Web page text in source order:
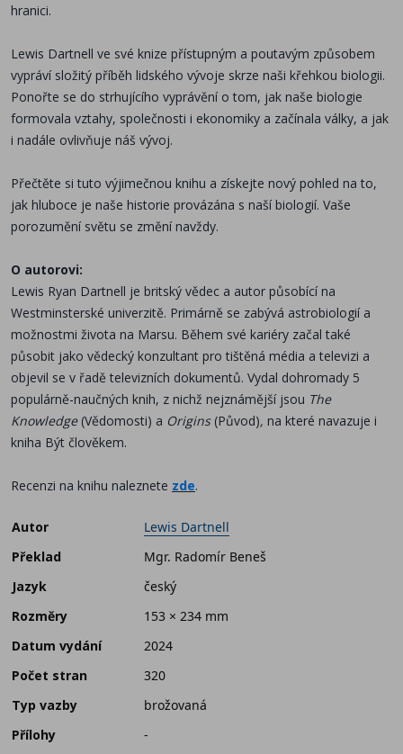
hranici.
Lewis Dartnell ve své knize přístupným a poutavým způsobem
vypráví složitý příběh lidského vývoje skrze naši křehkou biologii.
Ponořte se do strhujícího vyprávění o tom, jak naše biologie
formovala vztahy, společnosti i ekonomiky a začínala války, a jak
i nadále ovlivňuje náš vývoj.
Přečtěte si tuto výjimečnou knihu a získejte nový pohled na to,
jak hluboce je naše historie provázána s naší biologií. Vaše
porozumění světu se změní navždy.
O autorovi:
Lewis Ryan Dartnell je britský vědec a autor působící na
Westminsterské univerzitě. Primárně se zabývá astrobiologií a
možnostmi života na Marsu. Během své kariéry začal také
působit jako vědecký konzultant pro tištěná média a televizi a
objevil se v řadě televizních dokumentů. Vydal dohromady 5
populárně-naučných knih, z nichž nejznámější jsou The
Knowledge (Vědomosti) a Origins (Původ), na které navazuje i
kniha Být člověkem.
Recenzi na knihu naleznete zde.
Autor
Lewis Dartnell
Překlad
Mgr. Radomír Beneš
Jazyk
český
Rozměry
153 × 234 mm
Datum vydání
2024
Počet stran
320
Typ vazby
brožovaná
Přílohy
-